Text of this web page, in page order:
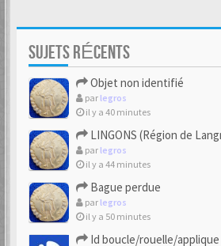
SUJETS RÉCENTS
Objet non identifié
par legros
il y a 40 minutes
LINGONS (Région de Langres)
par legros
il y a 44 minutes
Bague perdue
par legros
il y a 50 minutes
Id boucle/rouelle/applique